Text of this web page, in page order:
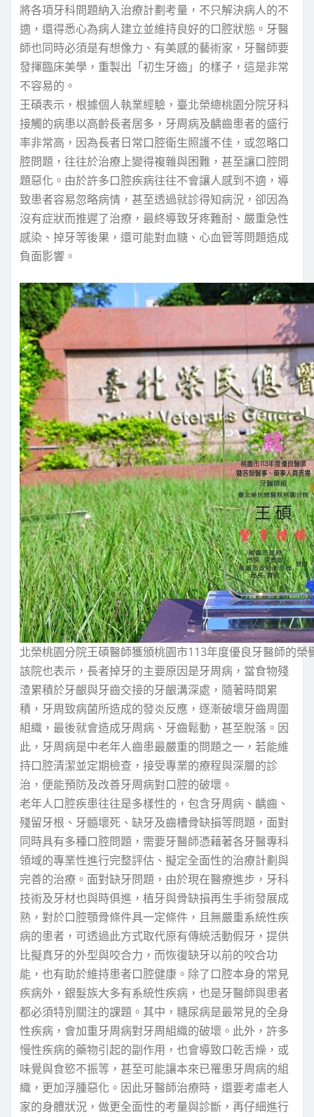
將各項牙科問題納入治療計劃考量，不只解決病人的不
適，還得悉心為病人建立並維持良好的口腔狀態。牙醫
師也同時必須是有想像力、有美感的藝術家，牙醫師要
發揮臨床美學，重製出「初生牙齒」的樣子，這是非常
不容易的。
王碩表示，根據個人執業經驗，臺北榮總桃園分院牙科
接觸的病患以高齡長者居多，牙周病及齲齒患者的盛行
率非常高，因為長者日常口腔衛生照護不佳，或忽略口
腔問題，往往於治療上變得複雜與困難，甚至讓口腔問
題惡化。由於許多口腔疾病往往不會讓人感到不適，導
致患者容易忽略病情，甚至透過就診得知病況，卻因為
沒有症狀而推遲了治療，最終導致牙疼難耐、嚴重急性
感染、掉牙等後果，還可能對血糖、心血管等問題造成
負面影響。
北榮桃園分院王碩醫師獲頒桃園市113年度優良牙醫師的榮
該院也表示，長者掉牙的主要原因是牙周病，當食物殘
渣累積於牙齦與牙齒交接的牙齦溝深處，隨著時間累
積，牙周致病菌所造成的發炎反應，逐漸破壞牙齒周圍
組織，最後就會造成牙周病、牙齒鬆動，甚至脫落。因
此，牙周病是中老年人齒患最嚴重的問題之一，若能維
持口腔清潔並定期檢查，接受專業的療程與深層的診
治，便能預防及改善牙周病對口腔的破壞。
老年人口腔疾患往往是多樣性的，包含牙周病、齲齒、
殘留牙根、牙髓壞死、缺牙及齒槽骨缺損等問題，面對
同時具有多種口腔問題，需要牙醫師憑藉著各牙醫專科
領域的專業性進行完整評估、擬定全面性的治療計劃與
完善的治療。面對缺牙問題，由於現在醫療進步，牙科
技術及牙材也與時俱進，植牙與骨缺損再生手術發展成
熟，對於口腔顎骨條件具一定條件，且無嚴重系統性疾
病的患者，可透過此方式取代原有傳統活動假牙，提供
比擬真牙的外型與咬合力，而恢復缺牙以前的咬合功
能，也有助於維持患者口腔健康。除了口腔本身的常見
疾病外，銀髮族大多有系統性疾病，也是牙醫師與患者
都必須特別關注的課題。其中，糖尿病是最常見的全身
性疾病，會加重牙周病對牙周組織的破壞。此外，許多
慢性疾病的藥物引起的副作用，也會導致口乾舌燥，或
味覺與食慾不振等，甚至可能讓本來已罹患牙周病的組
織，更加浮腫惡化。因此牙醫師治療時，還要考慮老人
家的身體狀況，做更全面性的考量與診斷，再仔細進行